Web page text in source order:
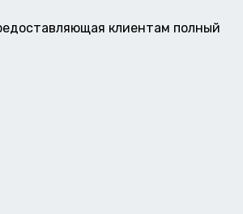
клиентам полный